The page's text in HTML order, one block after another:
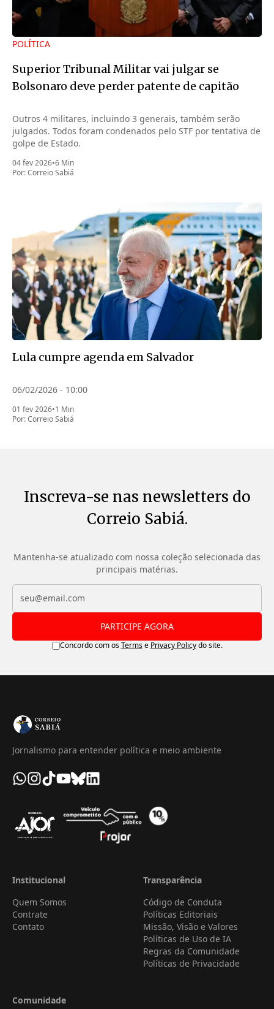
POLÍTICA
Superior Tribunal Militar vai julgar se
Bolsonaro deve perder patente de capitão
Outros 4 militares, incluindo 3 generais, também serão
julgados. Todos foram condenados pelo STF por tentativa de
golpe de Estado.
04 fev 2026•6 Min
Por:Correio Sabiá
Lula cumpre agenda em Salvador
06/02/2026 - 10:00
01 fev 2026•1 Min
Por:Correio Sabiá
Inscreva-se nas newsletters do
Correio Sabiá.
Mantenha-se atualizado com nossa coleção selecionada das
principais matérias.
PARTICIPE AGORA
Concordo com osTermse Privacy Policydo site.
Jornalismo para entender política e meio ambiente
Institucional
Quem Somos
Contrate
Contato
Transparência
Código de Conduta
Políticas Editoriais
Missão, Visão e Valores
Políticas de Uso de IA
Regras da Comunidade
Políticas de Privacidade
Comunidade